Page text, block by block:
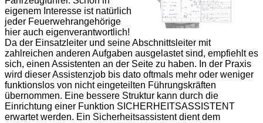
eigenem Interesse ist natürlich
jeder Feuerwehrangehörige
hier auch eigenverantwortlich!
Da der Einsatzleiter und seine Abschnittsleiter mit
zahlreichen anderen Aufgaben ausgelastet sind, empfiehlt es
sich, einen Assistenten an der Seite zu haben. In der Praxis
wird dieser Assistenzjob bis dato oftmals mehr oder weniger
funktionslos von nicht eingeteilten Führungskräften
übernommen. Eine bessere Struktur kann durch die
Einrichtung einer Funktion SICHERHEITSASSISTENT
erwartet werden. Ein Sicherheitsassistent dient dem